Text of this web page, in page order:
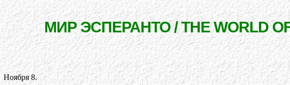
МИР ЭСПЕРАНТО / THE WORLD
Ноября 8.